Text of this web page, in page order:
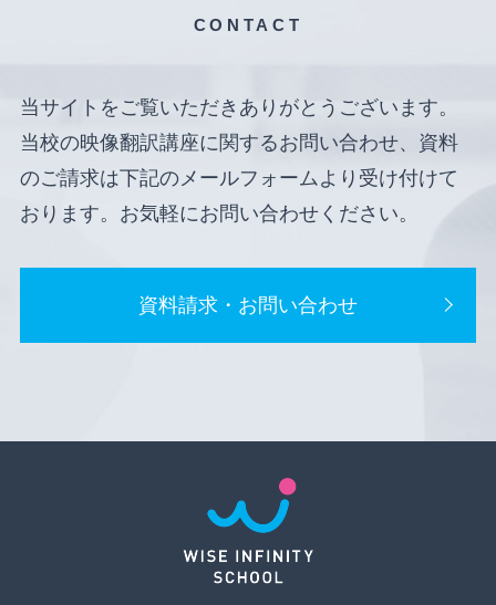
CONTACT
当サイトをご覧いただきありがとうございます。
当校の映像翻訳講座に関するお問い合わせ、資料
のご請求は下記のメールフォームより受け付けて
おります。お気軽にお問い合わせください。
資料請求・お問い合わせ